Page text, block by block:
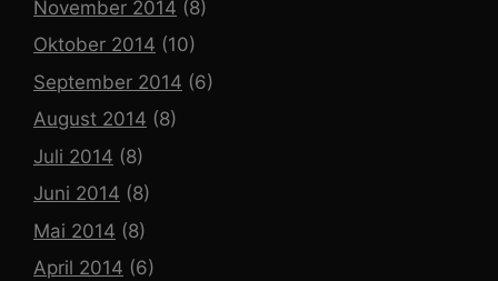
November 2014 (8)
Oktober 2014 (10)
September 2014 (6)
August 2014 (8)
Juli 2014 (8)
Juni 2014 (8)
Mai 2014 (8)
April 2014 (6)